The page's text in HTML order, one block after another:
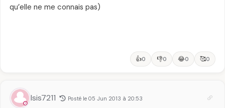
qu’elle ne me connais pas)
👍0 👎0 😂0 🥰0
Isis7211 Posté le 05 Jun 2013 à 20:53